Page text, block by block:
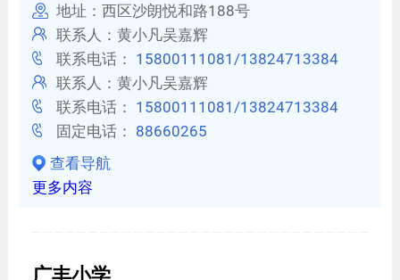
地址：西区沙朗悦和路188号
联系人：黄小凡吴嘉辉
联系电话： 15800111081/13824713384
联系人：黄小凡吴嘉辉
联系电话： 15800111081/13824713384
固定电话： 88660265
查看导航
更多内容
广丰小学